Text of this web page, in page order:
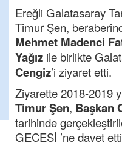
Ereğli Galatasaray
Timur Şen,
Mehmet Madenci
Yağız ile birlikte
Cengiz’i ziyaret etti.
Ziyarette 2018-2019
Timur Şen, Başkan
tarihinde
GECESİ ’ne davet